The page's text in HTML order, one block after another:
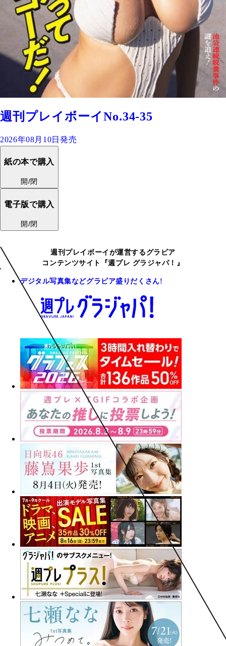
週刊プレイボーイNo.34-35
2026年08月10日発売
紙の本で購入
開/閉
電子版で購入
開/閉
週刊プレイボーイが運営するグラビア
コンテンツサイト『週プレ グラジャパ！』
デジタル写真集などグラビア盛りだくさん!